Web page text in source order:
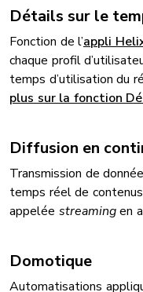
Détails sur le
Fonction de l’appli
chaque profil
temps d’utilisation du
plus sur la fonction
Diffusion en
Transmission de
temps réel de
appelée streamingen
Domotique
Automatisations